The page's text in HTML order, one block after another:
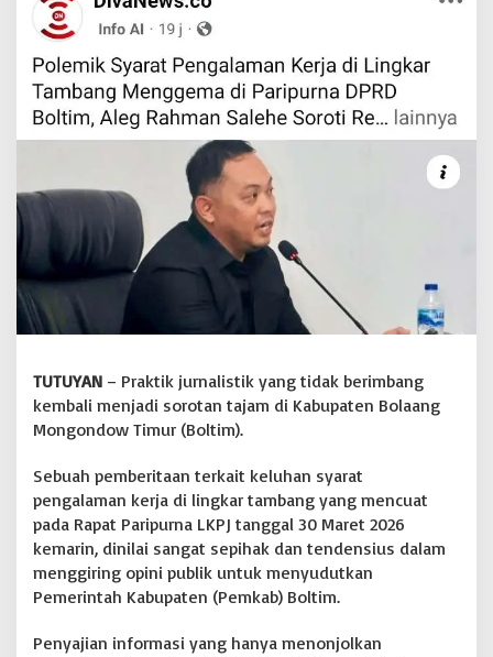
t
a
e
p
i
h
k
a
e
m
i
a
m
b
a
n
g
R
h
TUTUYAN – Praktik jurnalistik yang tidak berimbang
kembali menjadi sorotan tajam di Kabupaten Bolaang
Mongondow Timur (Boltim).
Sebuah pemberitaan terkait keluhan syarat
pengalaman kerja di lingkar tambang yang mencuat
pada Rapat Paripurna LKPJ tanggal 30 Maret 2026
kemarin, dinilai sangat sepihak dan tendensius dalam
menggiring opini publik untuk menyudutkan
Pemerintah Kabupaten (Pemkab) Boltim.
Penyajian informasi yang hanya menonjolkan